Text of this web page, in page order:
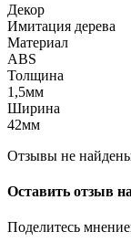
Декор
Имитация дерева
Материал
ABS
Толщина
1,5мм
Ширина
42мм
Отзывы не
Оставить отзыв
Поделитесь